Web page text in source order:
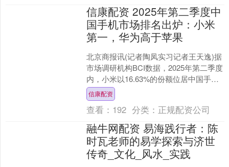
信康配资 2025年第二季度中
国手机市场排名出炉：小米
第一，华为高于苹果
北京商报讯(记者陶凤实习记者王天逸)据
市场调研机构BCI数据，2025年第二季度
内，小米以16.63%的份额位居中国手机
市场第一位，激活量达1141.76万台，....
信康配资
查看： 192 分类： 正规配资公司
融牛网配资 易海践行者：陈
时瓦老师的易学探索与济世
传奇_文化_风水_实践